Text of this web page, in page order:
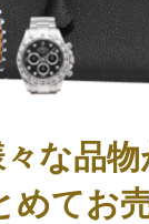
な品
めてお